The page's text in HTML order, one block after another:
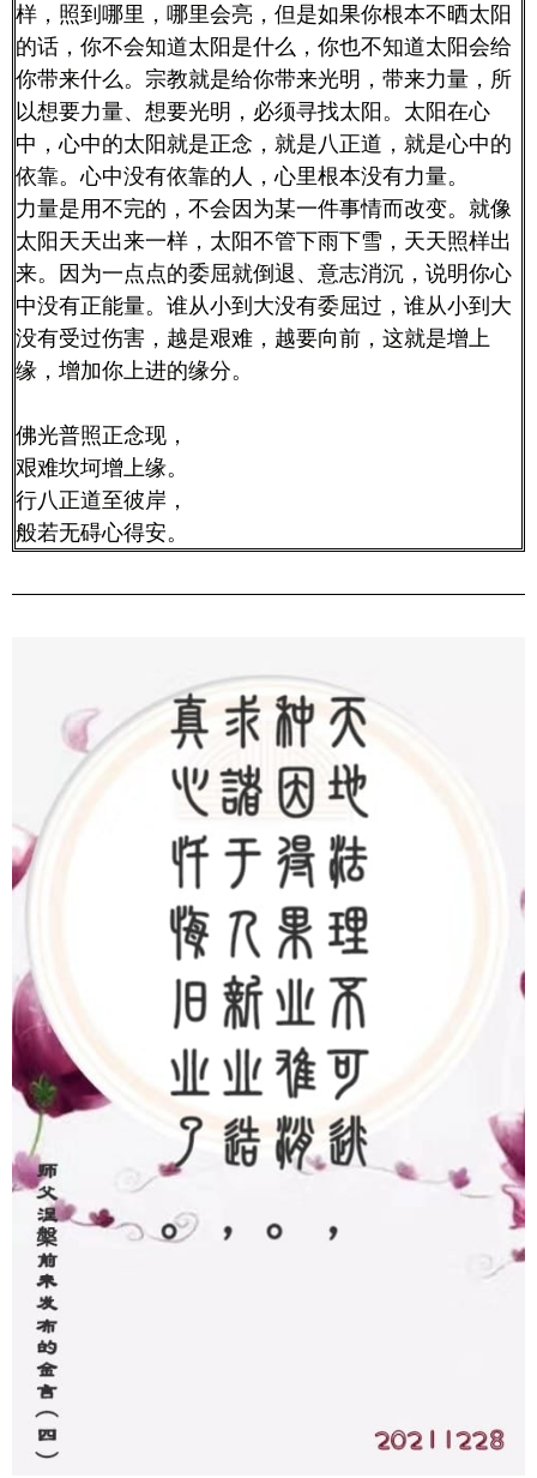
样，照到哪里，哪里会亮，但是如果你根本不晒太阳
的话，你不会知道太阳是什么，你也不知道太阳会给
你带来什么。宗教就是给你带来光明，带来力量，所
以想要力量、想要光明，必须寻找太阳。太阳在心
中，心中的太阳就是正念，就是八正道，就是心中的
依靠。心中没有依靠的人，心里根本没有力量。
力量是用不完的，不会因为某一件事情而改变。就像
太阳天天出来一样，太阳不管下雨下雪，天天照样出
来。因为一点点的委屈就倒退、意志消沉，说明你心
中没有正能量。谁从小到大没有委屈过，谁从小到大
没有受过伤害，越是艰难，越要向前，这就是增上
缘，增加你上进的缘分。
佛光普照正念现，
艰难坎坷增上缘。
行八正道至彼岸，
般若无碍心得安。